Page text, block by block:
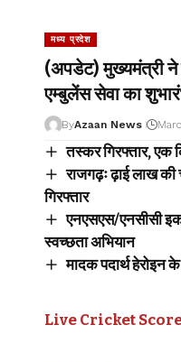
मध्य प्रदेश
(अपडेट) मुख्यमंत्री ने
एम्बुलेंस सेवा का
ByAzaan News
तस्कर गिरफ्तार, एक
राजगढ़ः ढ़ाई लाख की
गिरफ्तार
एनएसएस/एनसीसी
स्वच्छता अभियान
मादक पदार्थ हेरोइन
Live Cricket